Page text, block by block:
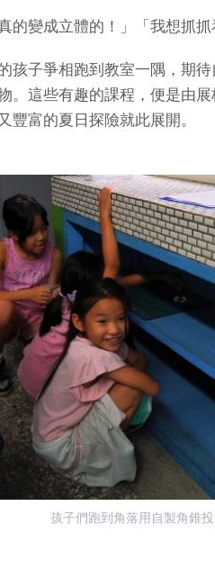
的變成立體的！」「我想抓抓
孩子爭相跑到教室一隅，期
。這些有趣的課程，便是由
豐富的夏日探險就此展開。
孩子們跑到角落用自製角錐